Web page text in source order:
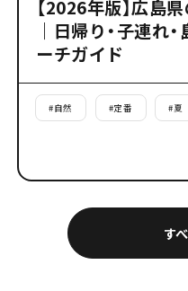
す
【2026年版】広島
｜日帰り・子連れ
ーチガイド
#自然 #定番 #夏